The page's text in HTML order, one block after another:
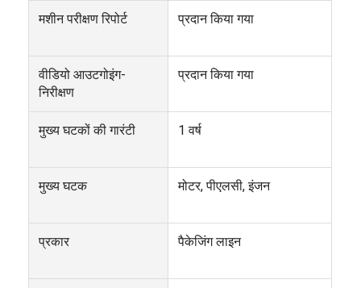
फैक्टरी यात्रा
हमसे संपर्क करें
अब बात करो
कैन फिलिंग और सीमिंग मशीन
मशीन परीक्षण रिपोर्ट प्रदान किया गया
वीडियो आउटगोइंग-
निरीक्षण
प्रदान किया गया
मुख्य घटकों की गारंटी 1 वर्ष
मुख्य घटक मोटर, पीएलसी, इंजन
प्रकार पैकेजिंग लाइन